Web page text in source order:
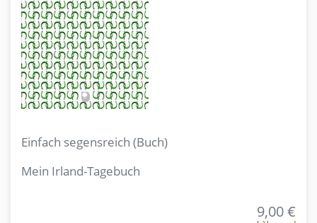
Einfach segensreich (Buch)
Mein Irland-Tagebuch
9,00 €